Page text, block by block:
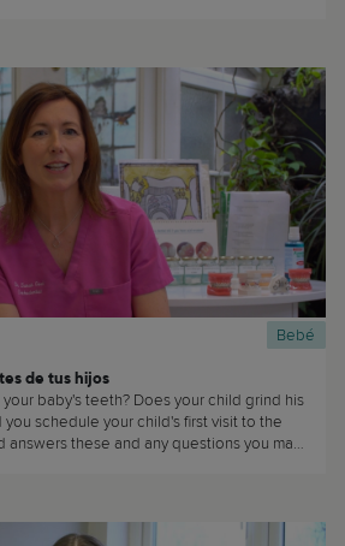
Bebé
de tus hijos
baby's teeth? Does your child grind his
schedule your child's first visit to the
answers these and any questions you may